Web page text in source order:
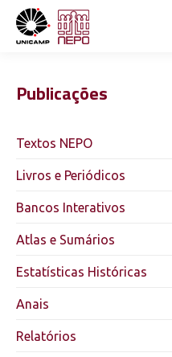
Publicações
Textos NEPO
Livros e Periódicos
Bancos Interativos
Atlas e Sumários
Estatísticas Históricas
Anais
Relatórios